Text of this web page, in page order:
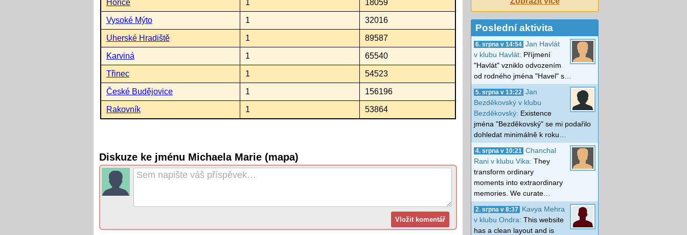
Hořice 1 18059
Vysoké Mýto 1 32016
Uherské Hradiště 1 89587
Karviná 1 65540
Třinec 1 54523
České Budějovice 1 156196
Rakovník 1 53864
Diskuze ke jménu Michaela Marie (mapa)
Poslední aktivita
6. srpna v 14:54 Jan Havlát
v klubu Havlát: Příjmení
"Havlát" vzniklo odvozením
od rodného jména "Havel" s…
5. srpna v 13:22
Jan
Bezděkovský v klubu
Bezděkovský: Existence
jména "Bezděkovský" se mi podařilo
dohledat minimálně k roku…
4. srpna v 10:21
Chanchal
Rani v klubu Vika: They
transform ordinary
moments into extraordinary
memories. We curate…
2. srpna v 8:37
Kavya Mehra
v klubu Ondra: This website
has a clean layout and is